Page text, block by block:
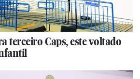
terceiro Caps, este voltado